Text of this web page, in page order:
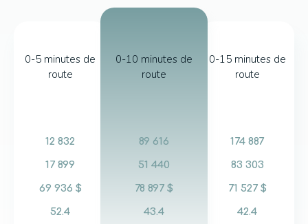
0-5 minutes de
route
12 832
17 899
69 936 $
52.4
0-10 minutes de
route
89 616
51 440
78 897 $
43.4
0-15 minutes de
route
174 887
83 303
71 527 $
42.4